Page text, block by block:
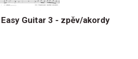
Guitar 3 - zpěv/akordy